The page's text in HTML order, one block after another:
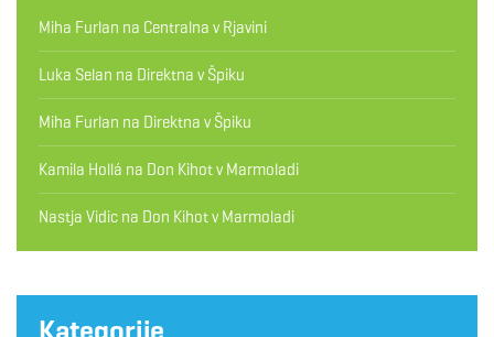
Miha Furlan na Centralna v Rjavini
Luka Selan na Direktna v Špiku
Miha Furlan na Direktna v Špiku
Kamila Hollá na Don Kihot v Marmoladi
Nastja Vidic na Don Kihot v Marmoladi